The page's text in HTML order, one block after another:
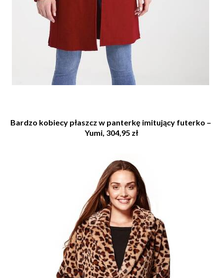
Bardzo kobiecy płaszcz w panterkę imitujący futerko –
Yumi, 304,95 zł